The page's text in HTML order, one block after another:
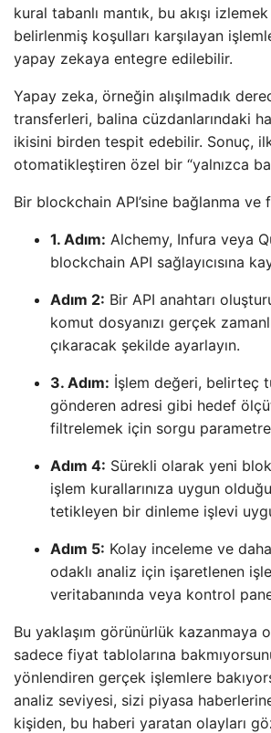
kural tabanlı mantık, bu akışı
belirlenmiş koşulları karşılayan
yapay zekaya entegre edilebilir.
Yapay zeka, örneğin alışılmadık
transferleri, balina cüzdanlarındaki
ikisini birden tespit edebilir. Sonuç, ilk
otomatikleştiren özel bir “yalnızca
Bir blockchain API’sine bağlanma ve
1. Adım: Alchemy, Infura veya
blockchain API sağlayıcısına
Adım 2: Bir API anahtarı
komut dosyanızı gerçek
çıkaracak şekilde ayarlayın.
3. Adım: İşlem değeri, belirteç
gönderen adresi gibi hedef
filtrelemek için sorgu
Adım 4: Sürekli olarak yeni
işlem kurallarınıza uygun
tetikleyen bir dinleme işlevi
Adım 5: Kolay inceleme ve
odaklı analiz için işaretlenen
veritabanında veya kontrol
Bu yaklaşım görünürlük kazanmaya
sadece fiyat tablolarına
yönlendiren gerçek işlemlere
analiz seviyesi, sizi piyasa
kişiden, bu haberi yaratan olayları